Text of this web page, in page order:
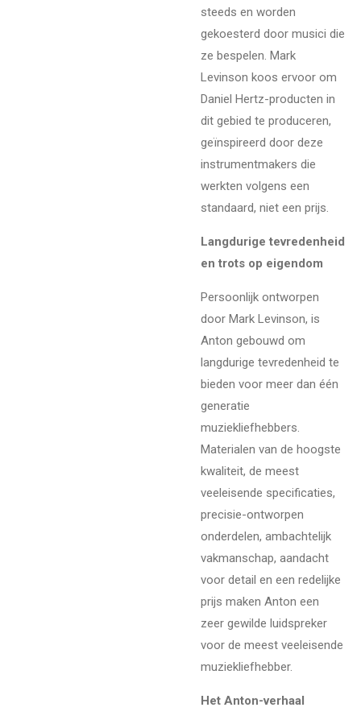
steeds en worden
gekoesterd door musici die
ze bespelen. Mark
Levinson koos ervoor om
Daniel Hertz-producten in
dit gebied te produceren,
geïnspireerd door deze
instrumentmakers die
werkten volgens een
standaard, niet een prijs.
Langdurige tevredenheid
en trots op eigendom
Persoonlijk ontworpen
door Mark Levinson, is
Anton gebouwd om
langdurige tevredenheid te
bieden voor meer dan één
generatie
muziekliefhebbers.
Materialen van de hoogste
kwaliteit, de meest
veeleisende specificaties,
precisie-ontworpen
onderdelen, ambachtelijk
vakmanschap, aandacht
voor detail en een redelijke
prijs maken Anton een
zeer gewilde luidspreker
voor de meest veeleisende
muziekliefhebber.
Het Anton-verhaal